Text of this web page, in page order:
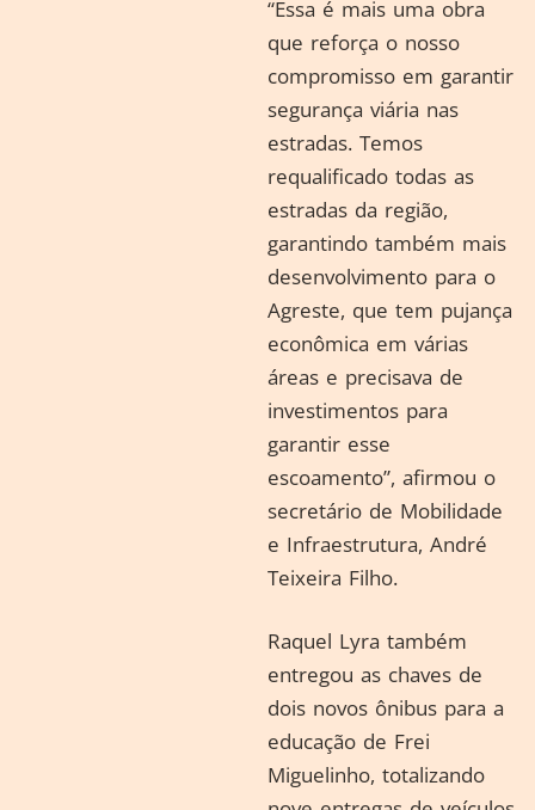
“Essa é mais uma obra
que reforça o nosso
compromisso em garantir
segurança viária nas
estradas. Temos
requalificado todas as
estradas da região,
garantindo também mais
desenvolvimento para o
Agreste, que tem pujança
econômica em várias
áreas e precisava de
investimentos para
garantir esse
escoamento”, afirmou o
secretário de Mobilidade
e Infraestrutura, André
Teixeira Filho.
Raquel Lyra também
entregou as chaves de
dois novos ônibus para a
educação de Frei
Miguelinho, totalizando